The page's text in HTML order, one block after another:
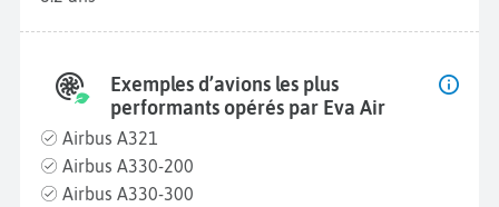
Exemples d’avions les plus
performants opérés par Eva Air
Airbus A321
Airbus A330-200
Airbus A330-300